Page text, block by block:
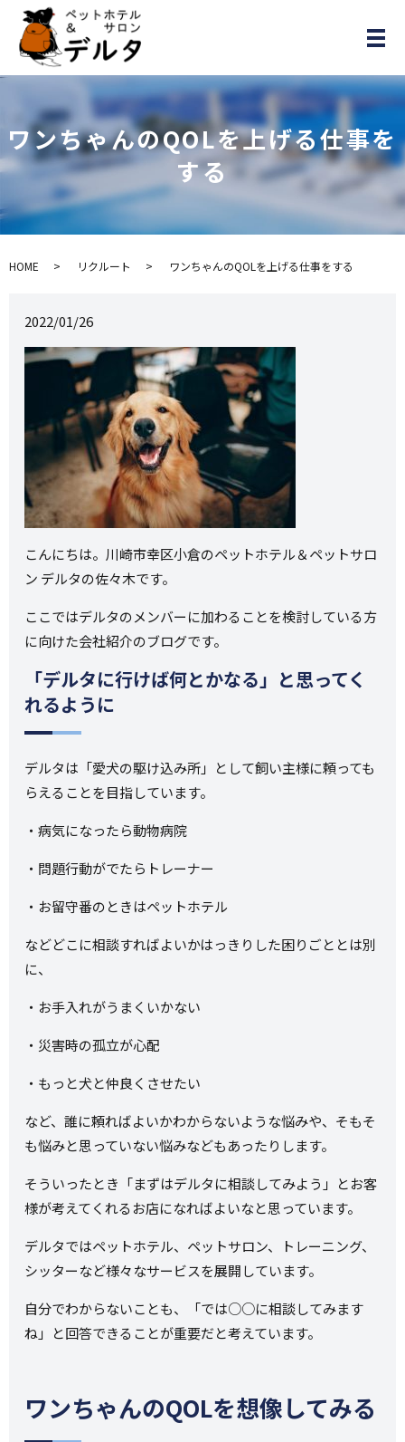
メ
ワンちゃんのQOLを上げる仕事を
する
HOME リクルート ワンちゃんのQOLを上げる仕事をする
2022/01/26
こんにちは。川崎市幸区小倉のペットホテル＆ペットサロ
ン デルタの佐々木です。
ここではデルタのメンバーに加わることを検討している方
に向けた会社紹介のブログです。
「デルタに行けば何とかなる」と思ってく
れるように
デルタは「愛犬の駆け込み所」として飼い主様に頼っても
らえることを目指しています。
・病気になったら動物病院
・問題行動がでたらトレーナー
・お留守番のときはペットホテル
などどこに相談すればよいかはっきりした困りごととは別
に、
・お手入れがうまくいかない
・災害時の孤立が心配
・もっと犬と仲良くさせたい
など、誰に頼ればよいかわからないような悩みや、そもそ
も悩みと思っていない悩みなどもあったりします。
そういったとき「まずはデルタに相談してみよう」とお客
様が考えてくれるお店になればよいなと思っています。
デルタではペットホテル、ペットサロン、トレーニング、
シッターなど様々なサービスを展開しています。
自分でわからないことも、「では○○に相談してみます
ね」と回答できることが重要だと考えています。
ワンちゃんのQOLを想像してみる